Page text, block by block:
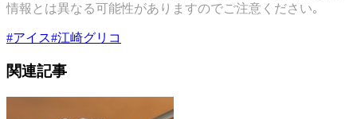
情報とは異なる可能性がありますのでご注意ください｡
#アイス#江崎グリコ
関連記事